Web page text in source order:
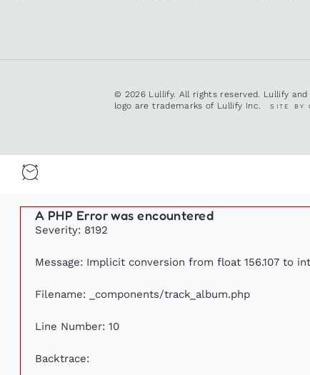
© 2026 Lullify. All rights reserved. Lullify
logo are trademarks of Lullify Inc.SITE BY
A PHP Error was encountered
Severity: 8192
Message: Implicit conversion from float 156.107 to
Filename: _components/track_album.php
Line Number: 10
Backtrace: